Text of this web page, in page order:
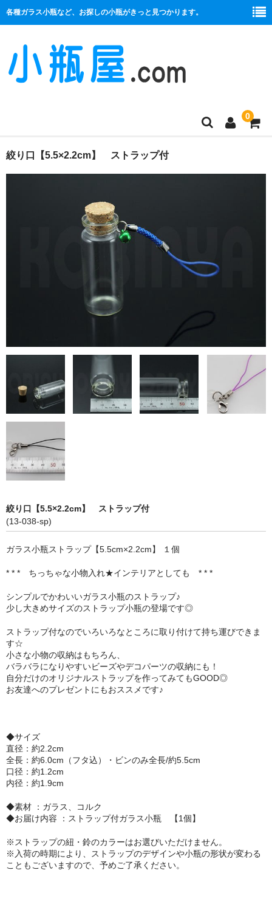
各種ガラス小瓶など、お探しの小瓶がきっと見つかります。
0
商品一覧
ストラップ付き
単品
セット
単品
デザイン小瓶
アウトレット
お問い合わせ
絞り口【5.5×2.2cm】 ストラップ付
絞り口【5.5×2.2cm】 ストラップ付
(13-038-sp)
ガラス小瓶ストラップ【5.5cm×2.2cm】 １個
* * * ちっちゃな小物入れ★インテリアとしても * * *
シンプルでかわいいガラス小瓶のストラップ♪
少し大きめサイズのストラップ小瓶の登場です◎
ストラップ付なのでいろいろなところに取り付けて持ち運びできま
す☆
小さな小物の収納はもちろん、
バラバラになりやすいビーズやデコパーツの収納にも！
自分だけのオリジナルストラップを作ってみてもGOOD◎
お友達へのプレゼントにもおススメです♪
◆サイズ
直径：約2.2cm
全長：約6.0cm（フタ込）・ビンのみ全長/約5.5cm
口径：約1.2cm
内径：約1.9cm
◆素材 ：ガラス、コルク
◆お届け内容 ：ストラップ付ガラス小瓶 【1個】
※ストラップの紐・鈴のカラーはお選びいただけません。
※入荷の時期により、ストラップのデザインや小瓶の形状が変わる
こともございますので、予めご了承ください。